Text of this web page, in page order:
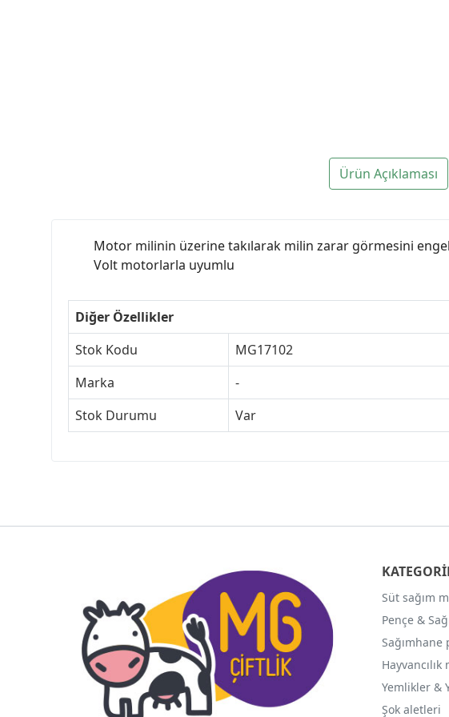
Ürün Açıklaması
Motor milinin üzerine takılarak milin zarar görmesini
Volt motorlarla uyumlu
Diğer Özellikler
Stok Kodu
MG17102
Marka
-
Stok Durumu
Var
Süt sağım
Pençe &
Sağımhane
Yemlikler &
Şok aletleri